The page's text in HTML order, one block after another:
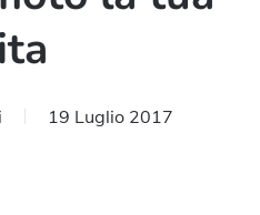
19 Luglio 2017